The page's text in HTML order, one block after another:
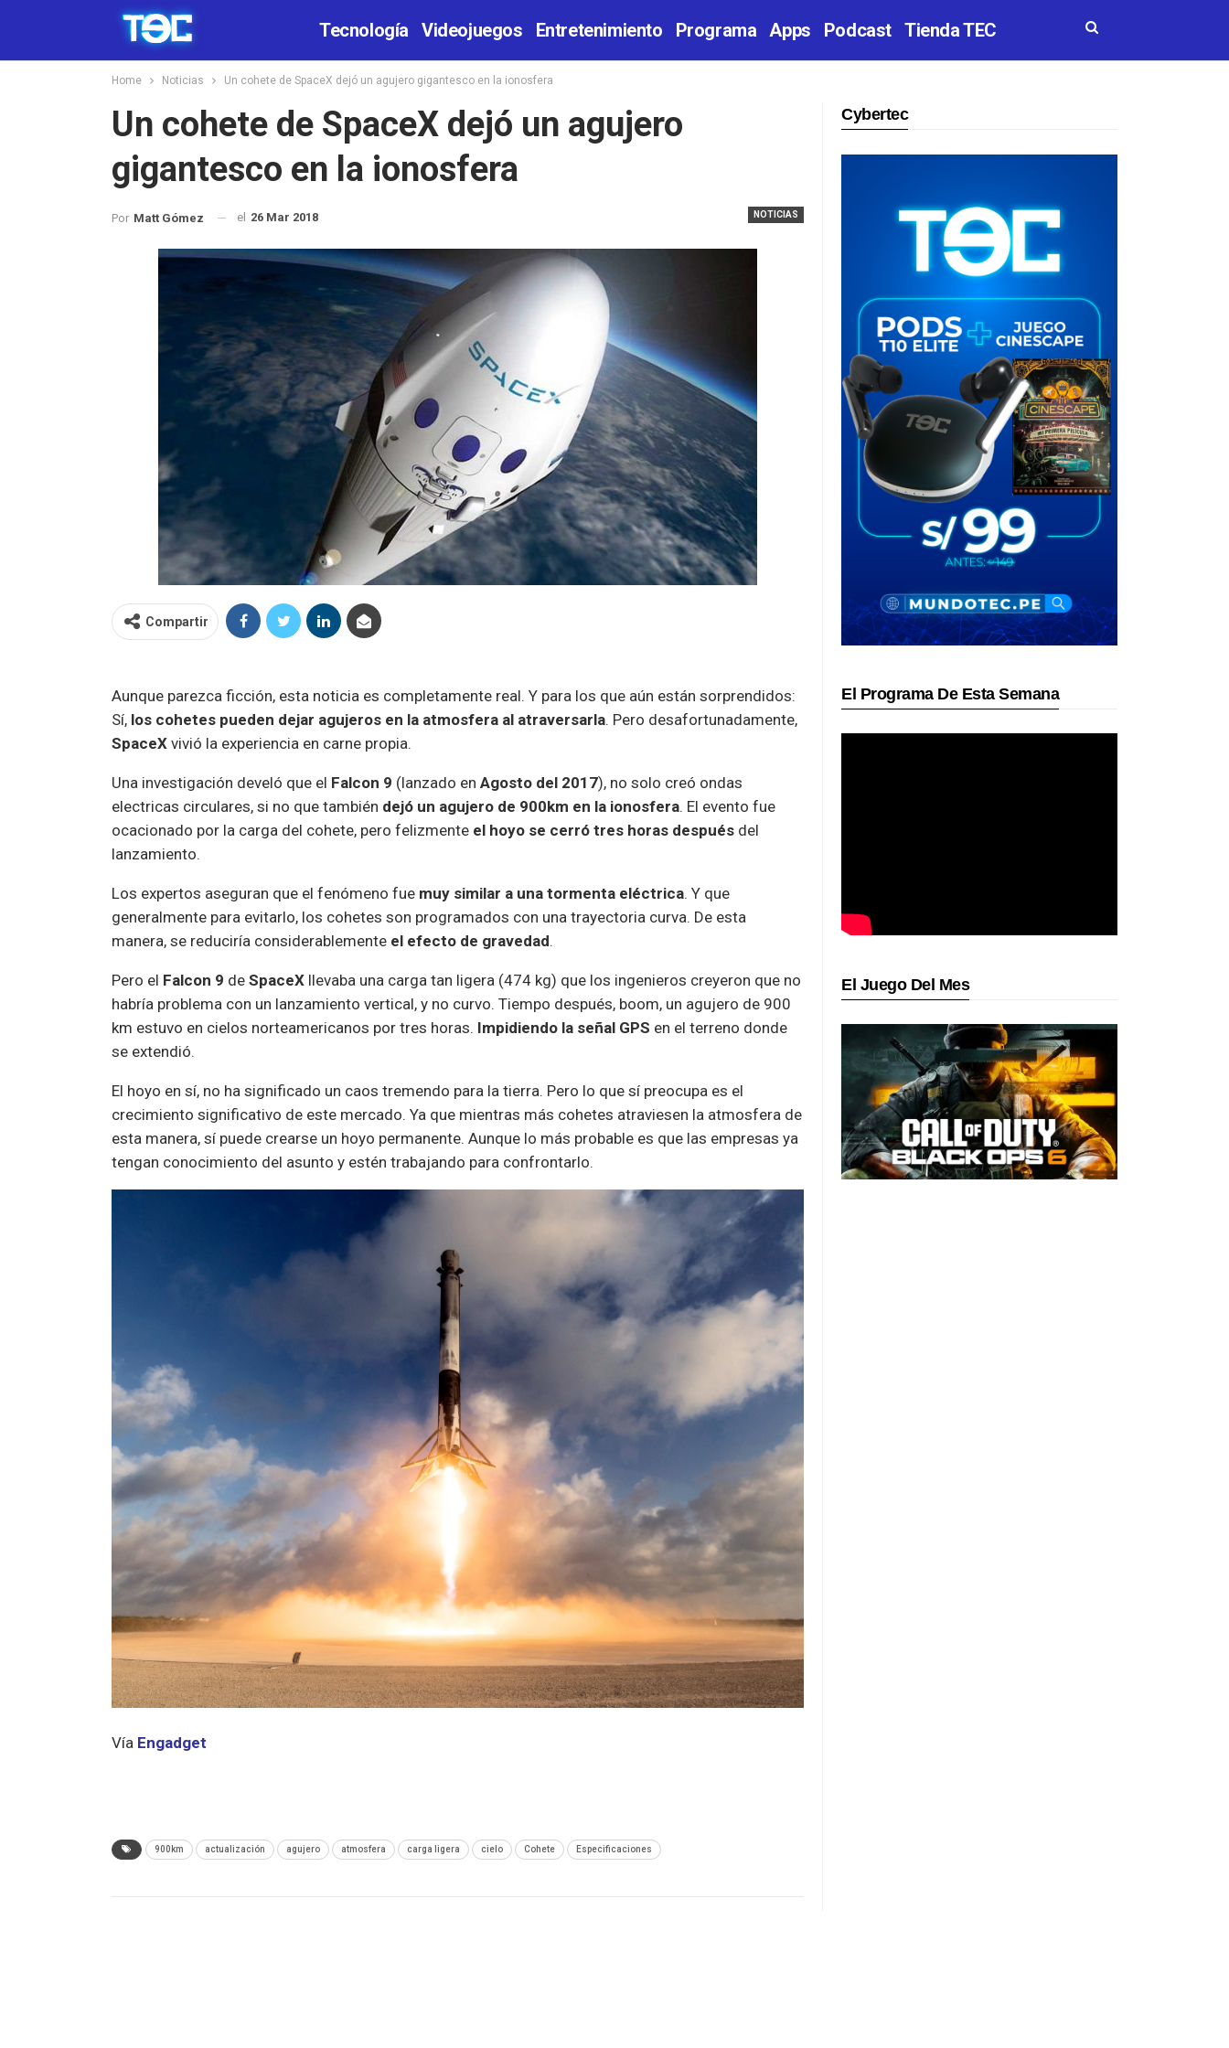
Tecnología Videojuegos Entretenimiento Programa Apps Podcast Tienda TEC
Home Noticias Un cohete de SpaceX dejó un agujero gigantesco en la ionosfera
Un cohete de SpaceX dejó un agujero
gigantesco en la ionosfera
NOTICIAS
Por Matt Gómez el 26 Mar 2018
Compartir
Aunque parezca ficción, esta noticia es completamente real. Y para los que aún están sorprendidos:
Sí, los cohetes pueden dejar agujeros en la atmosfera al atraversarla. Pero desafortunadamente,
SpaceX vivió la experiencia en carne propia.
Una investigación develó que el Falcon 9 (lanzado en Agosto del 2017), no solo creó ondas
electricas circulares, si no que también dejó un agujero de 900km en la ionosfera. El evento fue
ocacionado por la carga del cohete, pero felizmente el hoyo se cerró tres horas después del
lanzamiento.
Los expertos aseguran que el fenómeno fue muy similar a una tormenta eléctrica. Y que
generalmente para evitarlo, los cohetes son programados con una trayectoria curva. De esta
manera, se reduciría considerablemente el efecto de gravedad.
Pero el Falcon 9 de SpaceX llevaba una carga tan ligera (474 kg) que los ingenieros creyeron que no
habría problema con un lanzamiento vertical, y no curvo. Tiempo después, boom, un agujero de 900
km estuvo en cielos norteamericanos por tres horas. Impidiendo la señal GPS en el terreno donde
se extendió.
El hoyo en sí, no ha significado un caos tremendo para la tierra. Pero lo que sí preocupa es el
crecimiento significativo de este mercado. Ya que mientras más cohetes atraviesen la atmosfera de
esta manera, sí puede crearse un hoyo permanente. Aunque lo más probable es que las empresas ya
tengan conocimiento del asunto y estén trabajando para confrontarlo.
Vía Engadget
900km actualización agujero atmosfera carga ligera cielo Cohete Especificaciones
Cybertec
El Programa De Esta Semana
El Juego Del Mes